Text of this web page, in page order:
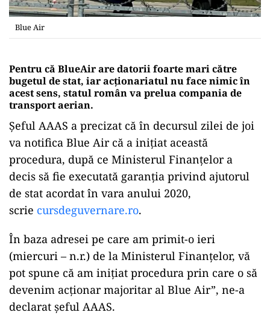
Blue Air
Pentru că BlueAir are datorii foarte mari către
bugetul de stat, iar acționariatul nu face nimic în
acest sens, statul român va prelua compania de
transport aerian.
Șeful AAAS a precizat că în decursul zilei de joi
va notifica Blue Air că a inițiat această
procedura, după ce Ministerul Finanțelor a
decis să fie executată garanția privind ajutorul
de stat acordat în vara anului 2020,
scrie cursdeguvernare.ro.
În baza adresei pe care am primit-o ieri
(miercuri – n.r.) de la Ministerul Finanțelor, vă
pot spune că am inițiat procedura prin care o să
devenim acționar majoritar al Blue Air”, ne-a
declarat șeful AAAS.